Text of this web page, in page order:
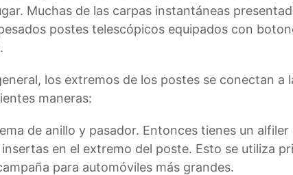
Muchas de las carpas instantáneas
​​postes telescópicos equipados con
los extremos de los postes se conectan a
maneras:
de anillo y pasador. Entonces tienes un
en el extremo del poste. Esto se utiliza
para automóviles más grandes.